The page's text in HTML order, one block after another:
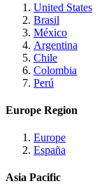
United States
Brasil
México
Argentina
Chile
Colombia
Perú
Europe Region
Europe
España
Asia Pacific